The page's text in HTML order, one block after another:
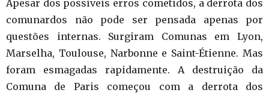
Apesar dos possíveis erros cometidos, a derrota dos
comunardos não pode ser pensada apenas por
questões internas. Surgiram Comunas em Lyon,
Marselha, Toulouse, Narbonne e Saint-Étienne. Mas
foram esmagadas rapidamente. A destruição da
Comuna de Paris começou com a derrota dos